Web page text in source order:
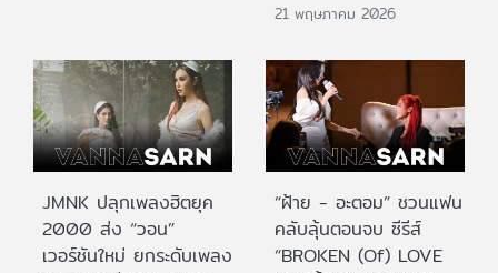
21 พฤษภาคม 2026
JMNK ปลุกเพลงฮิตยุค
2000 ส่ง “วอน”
เวอร์ชันใหม่ ยกระดับเพลง
“ฝ้าย - อะตอม” ชวนแฟน
คลับลุ้นตอนจบ ซีรีส์
“BROKEN (Of) LOVE